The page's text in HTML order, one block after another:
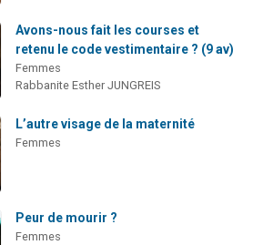
Avons-nous fait les courses et
retenu le code vestimentaire ? (9 av)
Femmes
Rabbanite Esther JUNGREIS
L’autre visage de la maternité
Femmes
Peur de mourir ?
Femmes